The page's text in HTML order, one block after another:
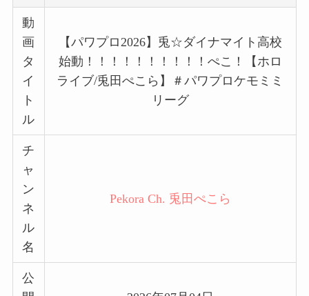
動
画
タ
イ
ト
ル
【パワプロ2026】兎☆ダイナマイト高校
始動！！！！！！！！！！ぺこ！【ホロ
ライブ/兎田ぺこら】＃パワプロケモミミ
リーグ
チ
ャ
ン
ネ
ル
名
Pekora Ch. 兎田ぺこら
公